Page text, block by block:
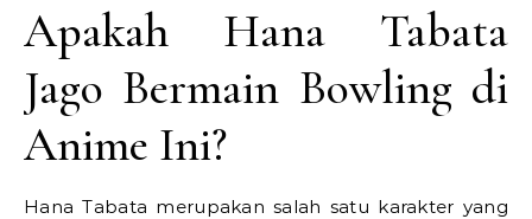
Apakah Hana Tabata
Jago Bermain Bowling di
Anime Ini?
Hana Tabata merupakan salah satu karakter yang